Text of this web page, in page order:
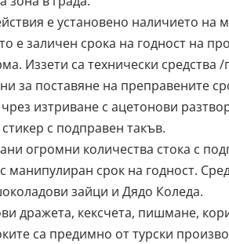
е установено наличието на
е заличен срока на годност на
Иззети са технически средства /
за поставяне на преправените
изтриване с ацетонови
с подправен такъв.
огромни количества стока с
манипулиран срок на годност.
зайци и Дядо Коледа.
дражета, кексчета, пишмане,
са предимно от турски